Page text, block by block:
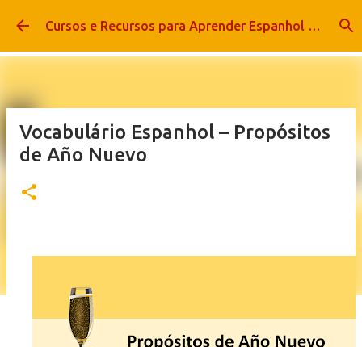
Pular para o conteúdo principal Cursos e Recursos para Aprender Espanhol com Êxito
Vocabulário Espanhol – Propósitos
de Año Nuevo